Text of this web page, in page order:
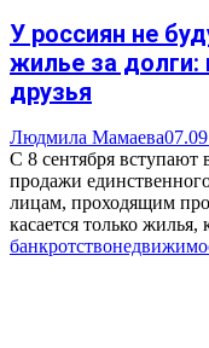
У россиян не
жилье за долги:
друзья
Людмила Мамаева
С 8 сентября вступают
продажи
лицам, проходящим
касается только жилья,
банкротство